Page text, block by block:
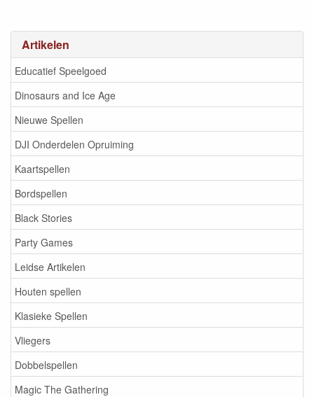
Artikelen
Educatief Speelgoed
Dinosaurs and Ice Age
Nieuwe Spellen
DJI Onderdelen Opruiming
Kaartspellen
Bordspellen
Black Stories
Party Games
Leidse Artikelen
Houten spellen
Klasieke Spellen
Vliegers
Dobbelspellen
Magic The Gathering